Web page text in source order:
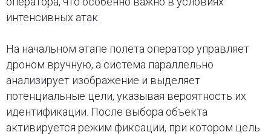
интенсивных атак.
На начальном этапе полёта оператор управляет
дроном вручную, а система параллельно
анализирует изображение и выделяет
потенциальные цели, указывая вероятность их
идентификации. После выбора объекта
активируется режим фиксации, при котором цель